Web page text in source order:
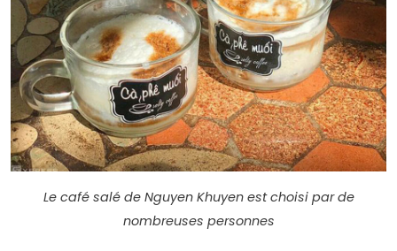
Le café salé de Nguyen Khuyen est choisi par de
nombreuses personnes